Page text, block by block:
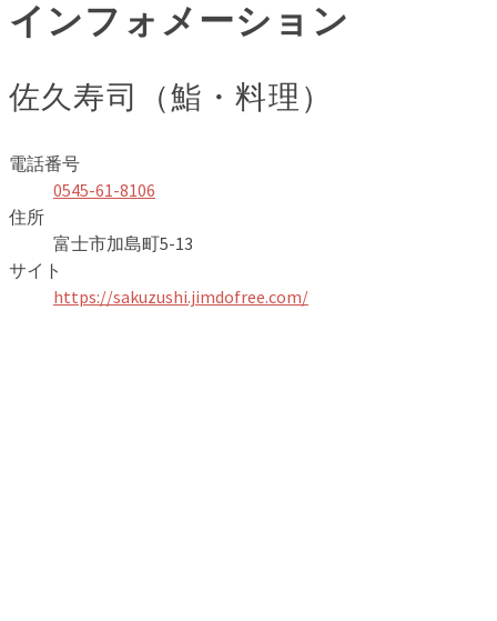
インフォメーション
佐久寿司（鮨・料理）
電話番号
0545-61-8106
住所
富士市加島町5-13
サイト
https://sakuzushi.jimdofree.com/